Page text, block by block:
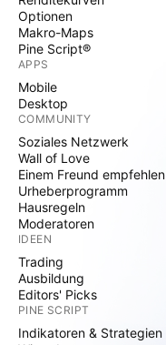
Optionen
Makro-Maps
Pine Script®
APPS
Mobile
Desktop
COMMUNITY
Soziales Netzwerk
Wall of Love
Einem Freund empfehlen
Urheberprogramm
Hausregeln
Moderatoren
IDEEN
Trading
Ausbildung
Editors' Picks
PINE SCRIPT
Indikatoren & Strategien